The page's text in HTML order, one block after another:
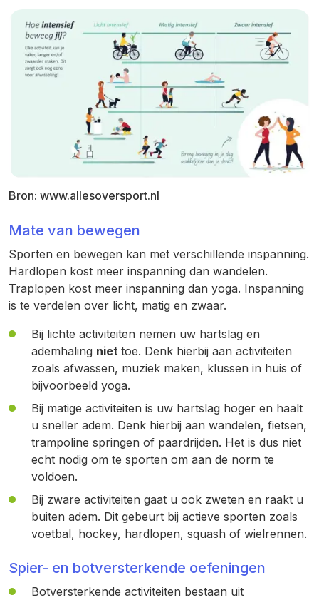
Bron: www.allesoversport.nl
Mate van bewegen
Sporten en bewegen kan met verschillende inspanning.
Hardlopen kost meer inspanning dan wandelen.
Traplopen kost meer inspanning dan yoga. Inspanning
is te verdelen over licht, matig en zwaar.
Bij lichte activiteiten nemen uw hartslag en
ademhaling niet toe. Denk hierbij aan activiteiten
zoals afwassen, muziek maken, klussen in huis of
bijvoorbeeld yoga.
Bij matige activiteiten is uw hartslag hoger en haalt
u sneller adem. Denk hierbij aan wandelen, fietsen,
trampoline springen of paardrijden. Het is dus niet
echt nodig om te sporten om aan de norm te
voldoen.
Bij zware activiteiten gaat u ook zweten en raakt u
buiten adem. Dit gebeurt bij actieve sporten zoals
voetbal, hockey, hardlopen, squash of wielrennen.
Spier- en botversterkende oefeningen
Botversterkende activiteiten bestaan uit